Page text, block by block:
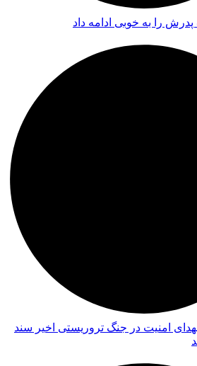
را به خوبی ادامه داد
امنیت در جنگ تروریستی اخیر سند